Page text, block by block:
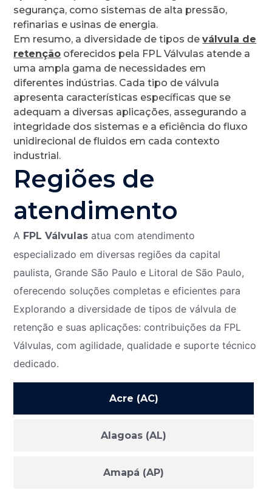
segurança, como sistemas de alta pressão,
refinarias e usinas de energia.
Em resumo, a diversidade de tipos deválvula de
retenção oferecidos pela FPL Válvulas atende a
uma ampla gama de necessidades em
diferentes indústrias. Cada tipo de válvula
apresenta características específicas que se
adequam a diversas aplicações, assegurando a
integridade dos sistemas e a eficiência do fluxo
unidirecional de fluidos em cada contexto
industrial.
Regiões de
atendimento
A FPL Válvulas atua com atendimento
especializado em diversas regiões da capital
paulista, Grande São Paulo e Litoral de São Paulo,
oferecendo soluções completas e eficientes para
Explorando a diversidade de tipos de válvula de
retenção e suas aplicações: contribuições da FPL
Válvulas, com agilidade, qualidade e suporte técnico
dedicado.
Acre (AC)
Alagoas (AL)
Amapá (AP)